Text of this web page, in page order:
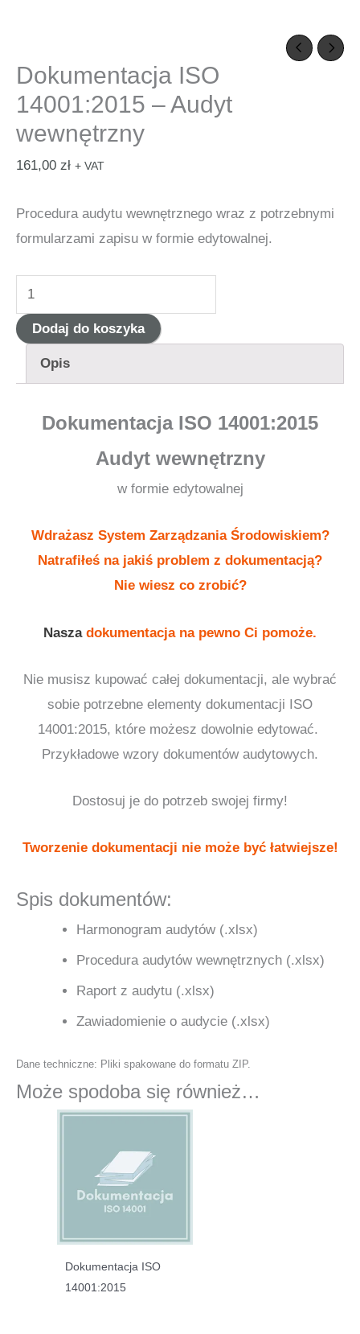
Dokumentacja ISO
14001:2015 – Audyt
wewnętrzny
161,00 zł + VAT
Procedura audytu wewnętrznego wraz z potrzebnymi
formularzami zapisu w formie edytowalnej.
ilość
Dokumentacja
ISO
14001:2015
-
Dodaj do koszyka
Opis
Dokumentacja ISO 14001:2015
Audyt wewnętrzny
w formie edytowalnej
Wdrażasz System Zarządzania Środowiskiem?
Natrafiłeś na jakiś problem z dokumentacją?
Nie wiesz co zrobić?
Naszadokumentacja na pewno Ci pomoże.
Nie musisz kupować całej dokumentacji, ale wybrać
sobie potrzebne elementy dokumentacji ISO
14001:2015, które możesz dowolnie edytować.
Przykładowe wzory dokumentów audytowych.
Dostosuj je do potrzeb swojej firmy!
Tworzenie dokumentacji nie może być łatwiejsze!
Spis dokumentów:
Harmonogram audytów (.xlsx)
Procedura audytów wewnętrznych (.xlsx)
Raport z audytu (.xlsx)
Zawiadomienie o audycie (.xlsx)
Dane techniczne: Pliki spakowane do formatu ZIP.
Może spodoba się również…
Dokumentacja ISO
14001:2015